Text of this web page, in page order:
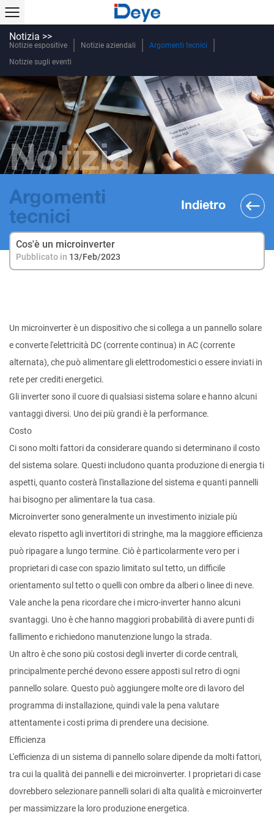
Notizia >>
Notizie espositive Notizie aziendali
Argomenti tecnici
Notizie sugli eventi
Notizia
Argomenti
tecnici
Indietro
Cos'è un microinverter
Pubblicato in 13/Feb/2023
Un microinverter è un dispositivo che si collega a un pannello solare
e converte l'elettricità DC (corrente continua) in AC (corrente
alternata), che può alimentare gli elettrodomestici o essere inviati in
rete per crediti energetici.
Gli inverter sono il cuore di qualsiasi sistema solare e hanno alcuni
vantaggi diversi. Uno dei più grandi è la performance.
Costo
Ci sono molti fattori da considerare quando si determinano il costo
del sistema solare. Questi includono quanta produzione di energia ti
aspetti, quanto costerà l'installazione del sistema e quanti pannelli
hai bisogno per alimentare la tua casa.
Microinverter sono generalmente un investimento iniziale più
elevato rispetto agli invertitori di stringhe, ma la maggiore efficienza
può ripagare a lungo termine. Ciò è particolarmente vero per i
proprietari di case con spazio limitato sul tetto, un difficile
orientamento sul tetto o quelli con ombre da alberi o linee di neve.
Vale anche la pena ricordare che i micro-inverter hanno alcuni
svantaggi. Uno è che hanno maggiori probabilità di avere punti di
fallimento e richiedono manutenzione lungo la strada.
Un altro è che sono più costosi degli inverter di corde centrali,
principalmente perché devono essere apposti sul retro di ogni
pannello solare. Questo può aggiungere molte ore di lavoro del
programma di installazione, quindi vale la pena valutare
attentamente i costi prima di prendere una decisione.
Efficienza
L'efficienza di un sistema di pannello solare dipende da molti fattori,
tra cui la qualità dei pannelli e dei microinverter. I proprietari di case
dovrebbero selezionare pannelli solari di alta qualità e microinverter
per massimizzare la loro produzione energetica.